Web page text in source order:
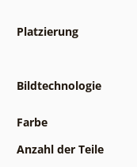
Platzierung
Bildtechnologie
Farbe
Anzahl der Teile